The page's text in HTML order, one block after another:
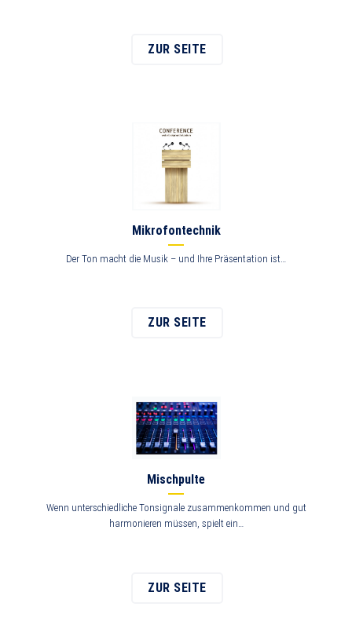
ZUR SEITE
Mikrofontechnik
Der Ton macht die Musik – und Ihre Präsentation ist…
ZUR SEITE
Mischpulte
Wenn unterschiedliche Tonsignale zusammenkommen und gut
harmonieren müssen, spielt ein…
ZUR SEITE